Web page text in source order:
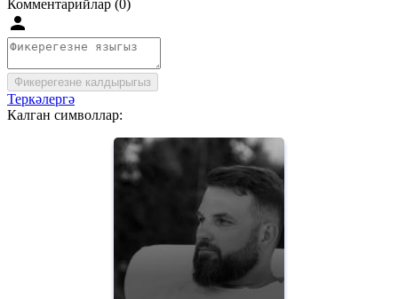
Комментарийлар (0)
Фикерегезне калдырыгыз
Теркәлергә
Калган символлар: